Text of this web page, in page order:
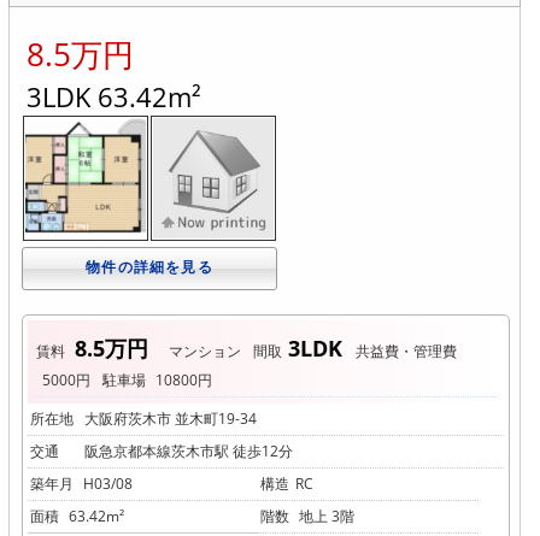
8.5万円
3LDK 63.42m²
物件の詳細を見る
賃料 8.5万円 マンション 間取 3LDK
共益費・管理費
5000円
駐車場 10800円
所在地 大阪府茨木市 並木町19-34
交通
阪急京都本線茨木市駅 徒歩12分
築年月
H03/08 構造 RC
面積 63.42m² 階数 地上 3階